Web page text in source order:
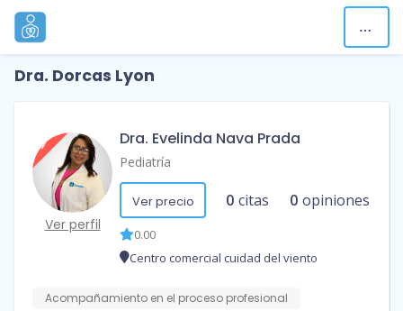
Dra. Dorcas Lyon
Ver perfil
Dra. Evelinda Nava Prada
Pediatría
Ver precio 0 citas 0 opiniones
0.00
Centro comercial cuidad del viento
Acompañamiento en el proceso profesional